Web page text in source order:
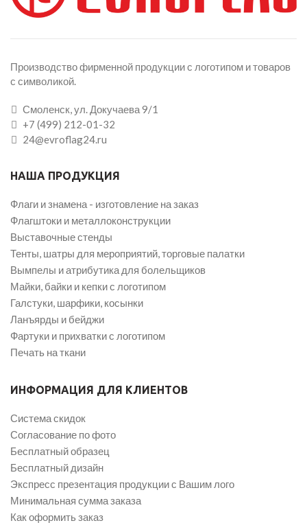
Производство фирменной продукции с логотипом и товаров
с символикой.
Смоленск, ул. Докучаева 9/1
+7 (499) 212-01-32
24@evroflag24.ru
НАША ПРОДУКЦИЯ
Флаги и знамена - изготовление на заказ
Флагштоки и металлоконструкции
Выставочные стенды
Тенты, шатры для мероприятий, торговые палатки
Вымпелы и атрибутика для болельщиков
Майки, байки и кепки с логотипом
Галстуки, шарфики, косынки
Ланъярды и бейджи
Фартуки и прихватки с логотипом
Печать на ткани
ИНФОРМАЦИЯ ДЛЯ КЛИЕНТОВ
Система скидок
Согласование по фото
Бесплатный образец
Бесплатный дизайн
Экспресс презентация продукции с Вашим лого
Минимальная сумма заказа
Как оформить заказ